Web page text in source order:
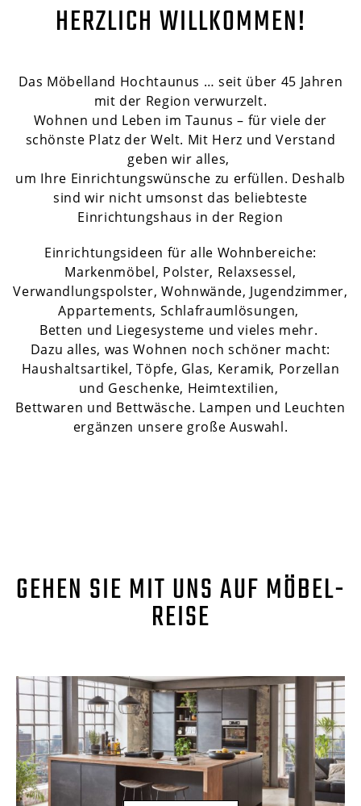
HERZLICH WILLKOMMEN!
Das Möbelland Hochtaunus … seit über 45 Jahren
mit der Region verwurzelt.
Wohnen und Leben im Taunus – für viele der
schönste Platz der Welt. Mit Herz und Verstand
geben wir alles,
um Ihre Einrichtungswünsche zu erfüllen. Deshalb
sind wir nicht umsonst das beliebteste
Einrichtungshaus in der Region
Einrichtungsideen für alle Wohnbereiche:
Markenmöbel, Polster, Relaxsessel,
Verwandlungspolster, Wohnwände, Jugendzimmer,
Appartements, Schlafraumlösungen,
Betten und Liegesysteme und vieles mehr.
Dazu alles, was Wohnen noch schöner macht:
Haushaltsartikel, Töpfe, Glas, Keramik, Porzellan
und Geschenke, Heimtextilien,
Bettwaren und Bettwäsche. Lampen und Leuchten
ergänzen unsere große Auswahl.
GEHEN SIE MIT UNS AUF MÖBEL-
REISE